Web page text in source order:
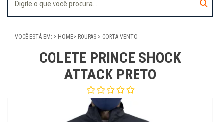
VOCÊ ESTÁ EM: HOME ROUPAS CORTA VENTO
COLETE PRINCE SHOCK
ATTACK PRETO